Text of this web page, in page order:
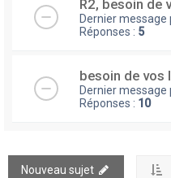
R2, besoin de
Dernier message
Réponses : 5
besoin de vos
Dernier message
Réponses : 10
Nouveau sujet